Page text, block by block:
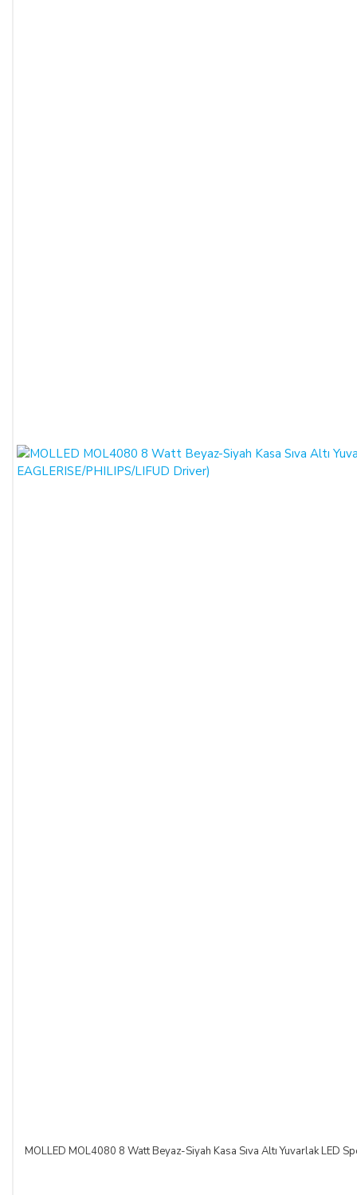
MOLLED MOL4080 8 Watt Beyaz-Siyah Kasa Sıva Altı Yuvarlak LED